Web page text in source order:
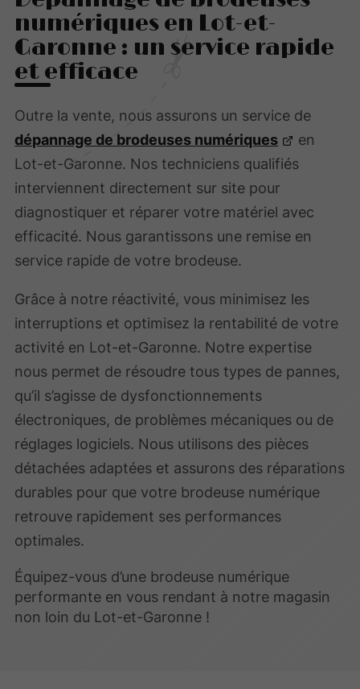
numériques en Lot-et-
Garonne : un service rapide
et efficace
Outre la vente, nous assurons un service de
dépannage de brodeuses numériques
en
Lot-et-Garonne. Nos techniciens qualifiés
interviennent directement sur site pour
diagnostiquer et réparer votre matériel avec
efficacité. Nous garantissons une remise en
service rapide de votre brodeuse.
Grâce à notre réactivité, vous minimisez les
interruptions et optimisez la rentabilité de votre
activité en Lot-et-Garonne. Notre expertise
nous permet de résoudre tous types de pannes,
qu’il s’agisse de dysfonctionnements
électroniques, de problèmes mécaniques ou de
réglages logiciels. Nous utilisons des pièces
détachées adaptées et assurons des réparations
durables pour que votre brodeuse numérique
retrouve rapidement ses performances
optimales.
Équipez-vous d’une brodeuse numérique
performante en vous rendant à notre magasin
non loin du Lot-et-Garonne !